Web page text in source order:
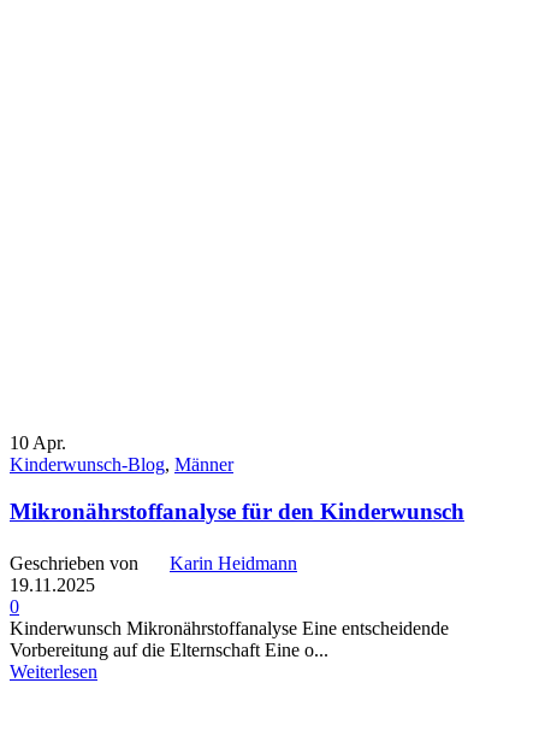
10 Apr.
Kinderwunsch-Blog, Männer
Mikronährstoffanalyse für den Kinderwunsch
Geschrieben von
Karin Heidmann
19.11.2025
0
Kinderwunsch Mikronährstoffanalyse Eine entscheidende
Vorbereitung auf die Elternschaft Eine o...
Weiterlesen